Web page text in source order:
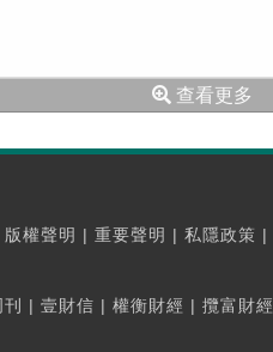
查看更多
版權聲明 | 重要聲明 | 私隱政策 |
| 壹財信 | 權衡財經 | 攬富財經